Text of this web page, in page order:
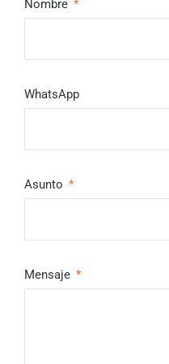
Nombre
WhatsApp
Asunto
Mensaje